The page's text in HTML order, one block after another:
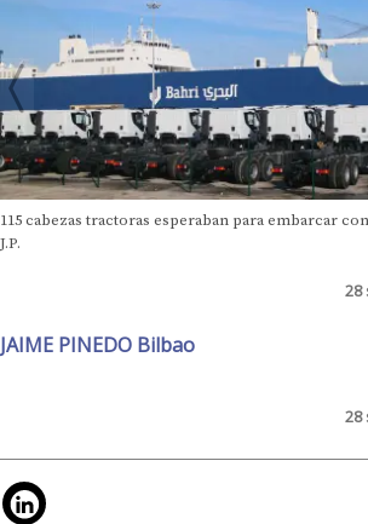
115 cabezas tractoras esperaban para embarcar
J.P.
28
JAIME PINEDO Bilbao
28